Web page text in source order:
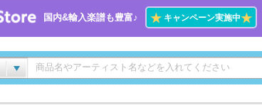
国内&輸入楽譜も豊富♪ ★キャンペーン実施中★